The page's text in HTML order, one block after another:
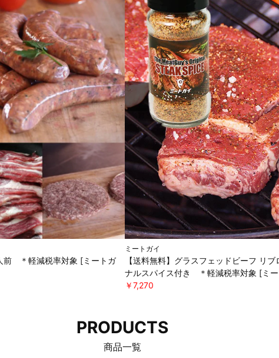
前 ＊軽減税率対象 [ミートガ
ミートガイ
【送料無料】グラスフェッドビーフ リ
ナルスパイス付き ＊軽減税率対象 [ミ
￥7,270
PRODUCTS
商品一覧